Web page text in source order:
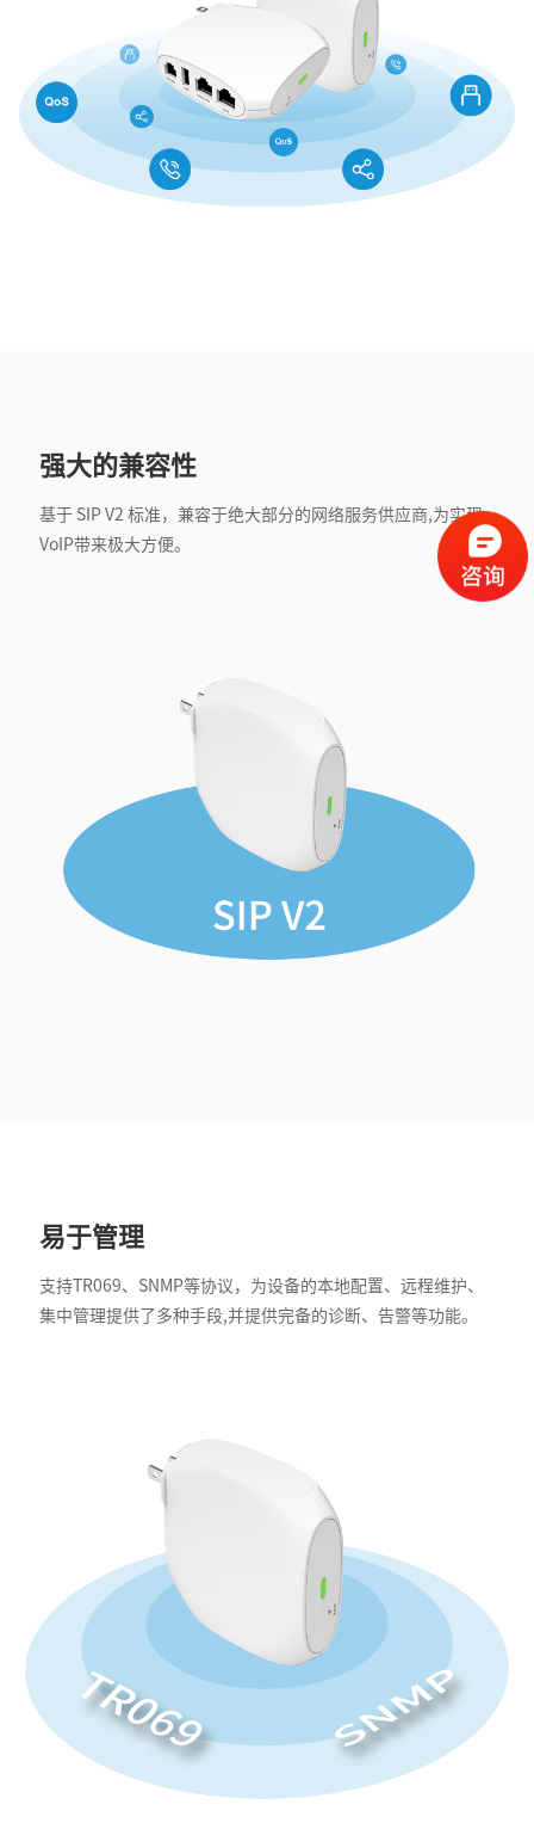
强大的兼容性
基于 SIP V2 标准，兼容于绝大部分的网络服务供应商,为实现
VoIP带来极大方便。
易于管理
支持TR069、SNMP等协议，为设备的本地配置、远程维护、
集中管理提供了多种手段,并提供完备的诊断、告警等功能。